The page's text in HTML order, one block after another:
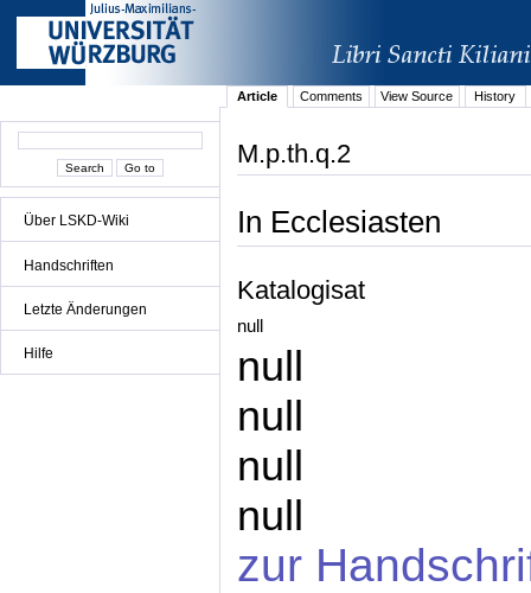
Über LSKD-Wiki
Handschriften
Letzte Änderungen
Hilfe
Article Comments View Source History
M.p.th.q.2
In Ecclesiasten
Katalogisat
null
null
null
null
null
zur